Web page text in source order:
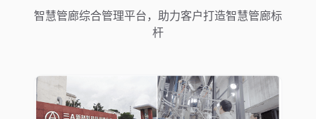
智慧管廊综合管理平台，助力客户打造智慧管廊标
杆